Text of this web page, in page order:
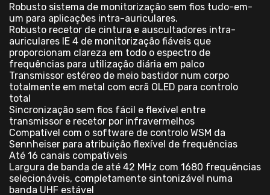
Robusto sistema de monitorização sem fios tudo-em-
um para aplicações intra-auriculares.
Robusto recetor de cintura e auscultadores intra-
auriculares IE 4 de monitorização fiáveis que
proporcionam clareza em todo o espectro de
frequências para utilização diária em palco
Transmissor estéreo de meio bastidor num corpo
totalmente em metal com ecrã OLED para controlo
total
Sincronização sem fios fácil e flexível entre
transmissor e recetor por infravermelhos
Compatível com o software de controlo WSM da
Sennheiser para atribuição flexível de frequências
Até 16 canais compatíveis
Largura de banda de até 42 MHz com 1680 frequências
selecionáveis, completamente sintonizável numa
banda UHF estável